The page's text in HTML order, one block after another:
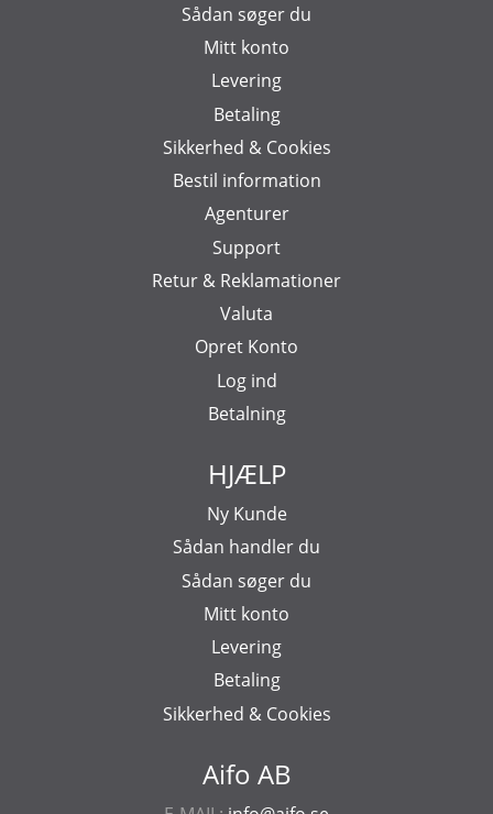
Aifo AB
Sådan søger du
Mitt konto
Levering
Betaling
Sikkerhed & Cookies
Bestil information
Agenturer
Support
Retur & Reklamationer
Valuta
Opret Konto
Log ind
Betalning
HJÆLP
Ny Kunde
Sådan handler du
Sådan søger du
Mitt konto
Levering
Betaling
Sikkerhed & Cookies